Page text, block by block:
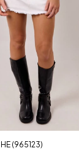
(965123)